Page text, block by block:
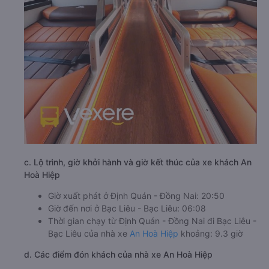
c. Lộ trình, giờ khởi hành và giờ kết thúc của xe khách An
Hoà Hiệp
Giờ xuất phát ở Định Quán - Đồng Nai: 20:50
Giờ đến nơi ở Bạc Liêu - Bạc Liêu: 06:08
Thời gian chạy từ Định Quán - Đồng Nai đi Bạc Liêu -
Bạc Liêu của nhà xe An Hoà Hiệp khoảng: 9.3 giờ
d. Các điểm đón khách của nhà xe An Hoà Hiệp